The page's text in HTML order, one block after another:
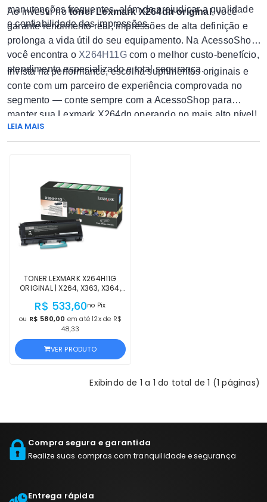
manutenções frequentes, além de prejudicar a qualidade
e confiabilidade das impressões.
Ao investir notoner Lexmark X264dn original, você
garante rendimento real, impressões de alta definição e
prolonga a vida útil do seu equipamento. Na AcessoShop,
você encontra o X264H11Gcom o melhor custo-benefício,
atendimento especializado e total segurança.
Invista na performance, escolha suprimentos originais e
conte com um parceiro de experiência comprovada no
segmento — conte sempre com a AcessoShop para
manter sua Lexmark X264dn operando no mais alto nível!
LEIA MAIS
TONER LEXMARK X264H11G
ORIGINAL | X264, X363, X364,
X364DW PRETO | PRODUTO
OFICIAL LEXMARK, COM NF E
GARANTIA
R$ 533,60no Pix
ou R$ 580,00 em até 12x de R$
48,33
VER PRODUTO
Exibindo de 1 a 1 do total de 1 (1 páginas)
Compra segura e garantida
Realize suas compras com tranquilidade e segurança
Entrega rápida